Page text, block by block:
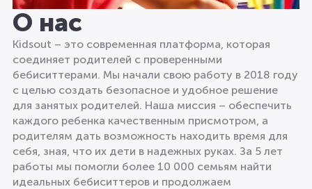
О нас
Kidsout – это современная платформа, которая
соединяет родителей с проверенными
бебиситтерами. Мы начали свою работу в 2018 году
с целью создать безопасное и удобное решение
для занятых родителей. Наша миссия – обеспечить
каждого ребенка качественным присмотром, а
родителям дать возможность находить время для
себя, зная, что их дети в надежных руках. За 5 лет
работы мы помогли более 10 000 семьям найти
идеальных бебиситтеров и продолжаем